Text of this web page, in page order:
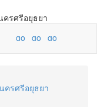
ครศรีอยุธยา